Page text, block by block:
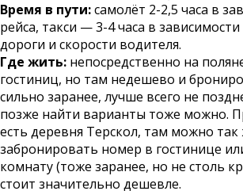
Время в пути:самолёт 2-2,5 часа в
рейса, такси — 3-4 часа в зависимости
дороги и скорости водителя.
Где жить: непосредственно на
гостиниц, но там недешево и
сильно заранее, лучше всего не
позже найти варианты тоже можно.
есть деревня Терскол, там можно так
забронировать номер в гостинице
комнату (тоже заранее, но не столь
стоит значительно дешевле.